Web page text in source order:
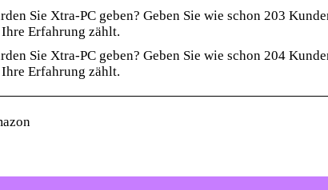
Sie Xtra-PC geben? Geben Sie wie schon 203
Erfahrung zählt.
Sie Xtra-PC geben? Geben Sie wie schon 204
Erfahrung zählt.